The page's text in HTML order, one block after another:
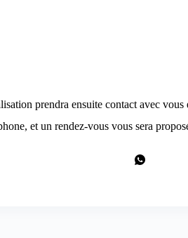
prendra ensuite contact avec
et un rendez-vous vous sera